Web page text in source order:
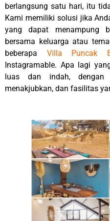
berlangsung satu hari, itu
Kami memiliki solusi jika
yang dapat menampung
bersama keluarga atau
beberapa Villa Puncak
Instagramable. Apa lagi
luas dan indah, dengan
menakjubkan, dan fasilitas